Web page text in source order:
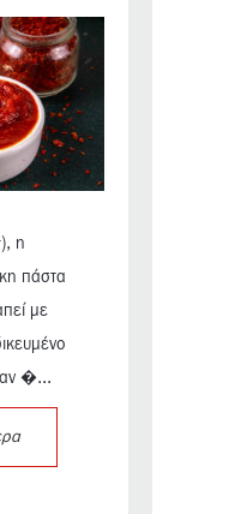
η
πάστα
με
�...